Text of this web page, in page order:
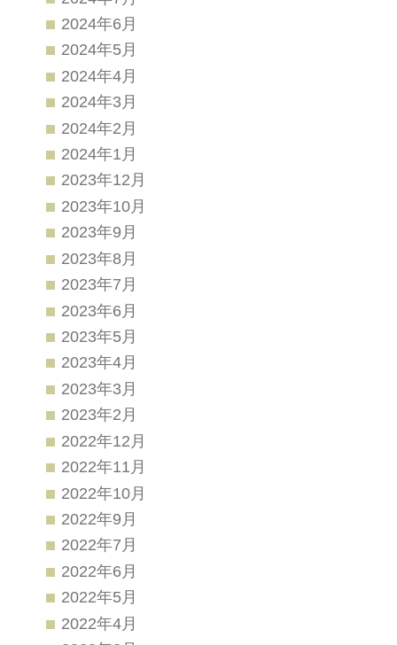
2024年6月
2024年5月
2024年4月
2024年3月
2024年2月
2024年1月
2023年12月
2023年10月
2023年9月
2023年8月
2023年7月
2023年6月
2023年5月
2023年4月
2023年3月
2023年2月
2022年12月
2022年11月
2022年10月
2022年9月
2022年7月
2022年6月
2022年5月
2022年4月